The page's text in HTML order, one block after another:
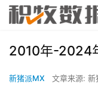
2010年-2024
新猪派MX 文章来源: 新